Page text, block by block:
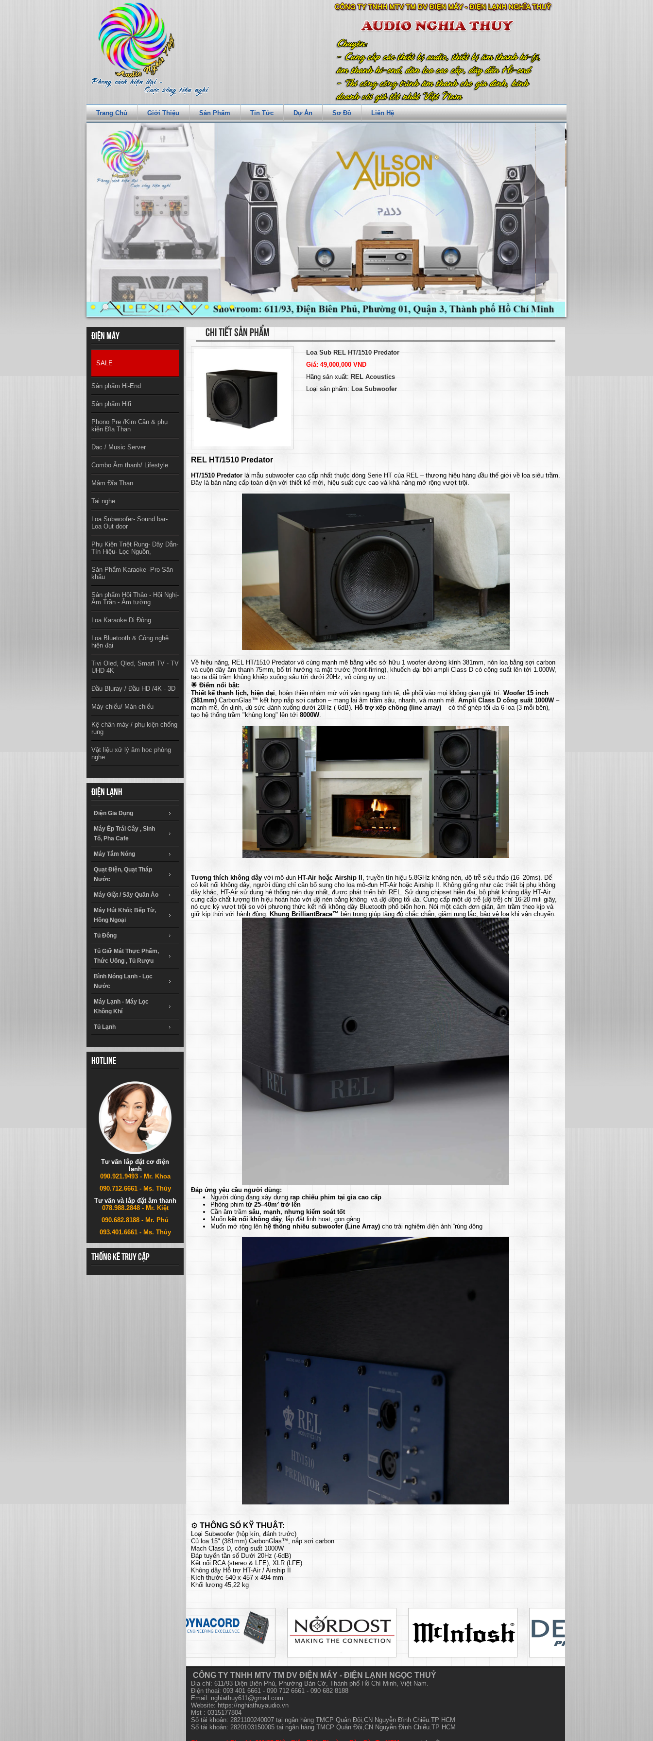
Trang Chủ Giới Thiệu Sản Phẩm Tin Tức Dự Án Sơ Đồ Liên Hệ
Điện máy
SALE
Sản phẩm Hi-End
Sản phẩm Hifi
Phono Pre /Kim Cần & phụ
kiện Đĩa Than
Dac / Music Server
Combo Âm thanh/ Lifestyle
Mâm Đĩa Than
Tai nghe
Loa Subwoofer- Sound bar-
Loa Out door
Phụ Kiện Triệt Rung- Dây Dẫn-
Tín Hiệu- Lọc Nguồn,
Sản Phẩm Karaoke -Pro Sân
khấu
Sản phẩm Hội Thảo - Hội Nghị-
Âm Trần - Âm tường
Loa Karaoke Di Động
Loa Bluetooth & Công nghệ
hiện đại
Tivi Oled, Qled, Smart TV - TV
UHD 4K
Đầu Bluray / Đầu HD /4K - 3D
Máy chiếu/ Màn chiếu
Kệ chân máy / phụ kiện chống
rung
Vật liệu xử lý âm học phòng
nghe
Điện lạnh
Điện Gia Dụng
Máy Ép Trái Cây , Sinh
Tố, Pha Cafe
Máy Tắm Nóng
Quạt Điện, Quạt Tháp
Nước
Máy Giặt / Sấy Quần Áo
Máy Hút Khói; Bếp Từ,
Hồng Ngoại
Tủ Đông
Tủ Giữ Mát Thực Phẩm,
Thức Uống , Tủ Rượu
Bình Nóng Lạnh - Lọc
Nước
Máy Lạnh - Máy Lọc
Không Khí
Tủ Lạnh
Hotline
Tư vấn lắp đặt cơ điện
lạnh
090.921.9493 - Mr. Khoa
090.712.6661 - Ms. Thủy
Tư vấn và lắp đặt âm thanh
078.988.2848 - Mr. Kiệt
090.682.8188 - Mr. Phú
093.401.6661 - Ms. Thủy
Thống kê truy cập
CHI TIẾT SẢN PHẨM
Loa Sub REL HT/1510 Predator
Giá: 49,000,000 VND
Hãng sản xuất: REL Acoustics
Loại sản phẩm: Loa Subwoofer
REL HT/1510 Predator
HT/1510 Predator là mẫu subwoofer cao cấp nhất thuộc dòng Serie HT của REL – thương hiệu hàng đầu thế giới về loa siêu trầm.
Đây là bản nâng cấp toàn diện với thiết kế mới, hiệu suất cực cao và khả năng mở rộng vượt trội.
Về hiệu năng, REL HT/1510 Predator vô cùng mạnh mẽ bằng việc sở hữu 1 woofer đường kính 381mm, nón loa bằng sợi carbon
và cuộn dây âm thanh 75mm, bố trí hướng ra mặt trước (front-firring), khuếch đại bởi ampli Class D có công suất lên tới 1.000W,
tạo ra dải trầm khủng khiếp xuống sâu tới dưới 20Hz, vô cùng uy ực.
🌟 Điểm nổi bật:
Thiết kế thanh lịch, hiện đại , hoàn thiện nhám mờ với vân ngang tinh tế, dễ phối vào mọi không gian giải trí. Woofer 15 inch
(381mm) CarbonGlas™ kết hợp nắp sợi carbon – mang lại âm trầm sâu, nhanh, và mạnh mẽ. Ampli Class D công suất 1000W–
mạnh mẽ, ổn định, đủ sức đánh xuống dưới 20Hz (-6dB).
Hỗ trợ xếp chồng (line array) – có thể ghép tối đa 6 loa (3 mỗi bên),
tạo hệ thống trầm "khủng long" lên tới 8000W.
Tương thích không dây với mô-đun HT-Air hoặc Airship II
, truyền tín hiệu 5.8GHz không nén, độ trễ siêu thấp (16–20ms). Để
có kết nối không dây, người dùng chỉ cần bổ sung cho loa mô-đun HT-Air hoặc Airship II. Không giống như các thiết bị phụ không
dây khác, HT-Air sử dụng hệ thống nén duy nhất, được phát triển bởi REL. Sử dụng chipset hiện đại, bộ phát không dây HT-Air
cung cấp chất lượng tín hiệu hoàn hảo với độ nén bằng không và độ động tối đa. Cung cấp một độ trễ (độ trễ) chỉ 16-20 mili giây,
nó cực kỳ vượt trội so với phương thức kết nối không dây Bluetooth phổ biến hơn. Nói một cách đơn giản, âm trầm theo kịp và
giữ kịp thời với hành động.
Khung BrilliantBrace™ bên trong giúp tăng độ chắc chắn, giảm rung lắc, bảo vệ loa khi vận chuyển.
Đáp ứng yêu cầu người dùng:
Người dùng đang xây dựng rạp chiếu phim tại gia cao cấp
Phòng phim từ 25–40m² trở lên
Cần âm trầm sâu, mạnh, nhưng kiểm soát tốt
Muốn kết nối không dây , lắp đặt linh hoạt, gọn gàng
Muốn mở rộng lên hệ thống nhiều subwoofer (Line Array) cho trải nghiệm điện ảnh “rúng động
⚙️ THÔNG SỐ KỸ THUẬT:
Loại Subwoofer (hộp kín, đánh trước)
Củ loa 15" (381mm) CarbonGlas™, nắp sợi carbon
Mạch Class D, công suất 1000W
Đáp tuyến tần số Dưới 20Hz (-6dB)
Kết nối RCA (stereo & LFE), XLR (LFE)
Không dây Hỗ trợ HT-Air / Airship II
Kích thước 540 x 457 x 494 mm
Khối lượng 45,22 kg
CÔNG TY TNHH MTV TM DV ĐIỆN MÁY - ĐIỆN LẠNH NGỌC THUỶ
Địa chỉ: 611/93 Điện Biên Phủ, Phường Bàn Cờ, Thành phố Hồ Chí Minh, Việt Nam.
Điện thoại: 093 401 6661 - 090 712 6661 - 090 682 8188
Email: nghiathuy611@gmail.com
Website: https://nghiathuyaudio.vn
Mst : 0315177804
Số tài khoản: 2821100240007 tại ngân hàng TMCP Quân Đội,CN Nguyễn Đình Chiểu.TP HCM
Số tài khoản: 2820103150005 tại ngân hàng TMCP Quân Đội,CN Nguyễn Đình Chiểu.TP HCM